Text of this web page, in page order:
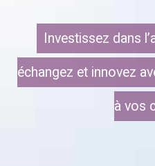
Investissez dans
échangez et innovez
à vos